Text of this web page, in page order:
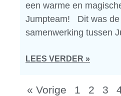
een warme en
Jumpteam! Dit was de
samenwerking tussen
LEES VERDER »
« Vorige 1 2 3